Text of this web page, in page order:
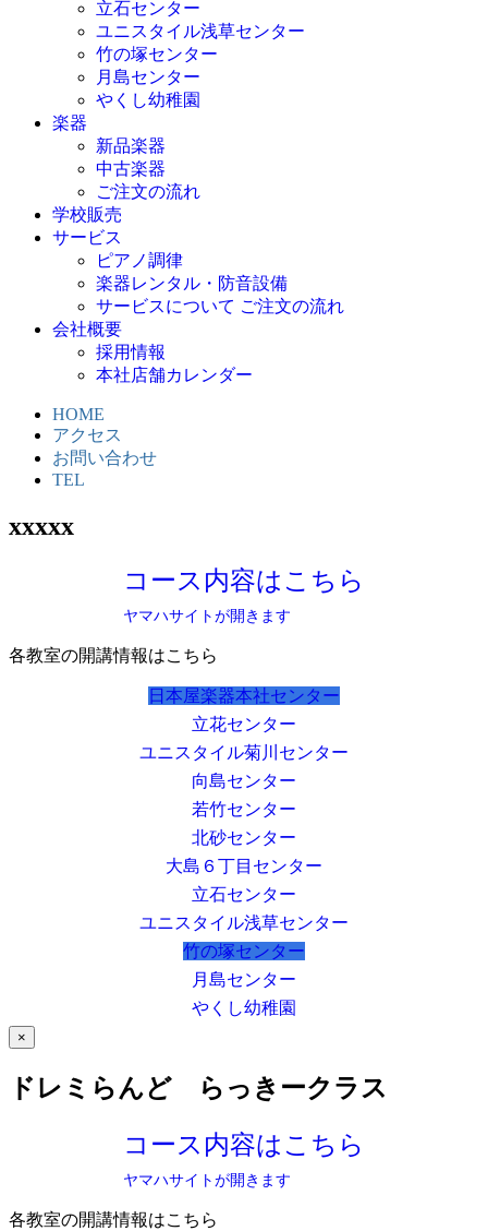
立石センター
ユニスタイル浅草センター
竹の塚センター
月島センター
やくし幼稚園
楽器
新品楽器
中古楽器
ご注文の流れ
学校販売
サービス
ピアノ調律
楽器レンタル・防音設備
サービスについて ご注文の流れ
会社概要
採用情報
本社店舗カレンダー
HOME
アクセス
お問い合わせ
TEL
xxxxx
コース内容はこちら
ヤマハサイトが開きます
各教室の開講情報はこちら
日本屋楽器本社センター
立花センター
ユニスタイル菊川センター
向島センター
若竹センター
北砂センター
大島６丁目センター
立石センター
ユニスタイル浅草センター
竹の塚センター
月島センター
やくし幼稚園
×
ドレミらんど らっきークラス
コース内容はこちら
ヤマハサイトが開きます
各教室の開講情報はこちら